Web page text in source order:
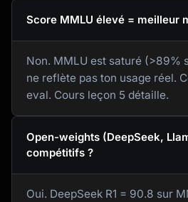
Score MMLU élevé = meilleur
Non. MMLU est saturé (>89%
ne reflète pas ton usage réel.
eval. Cours leçon 5 détaille.
Open-weights (DeepSeek,
compétitifs ?
Oui. DeepSeek R1 = 90.8 sur